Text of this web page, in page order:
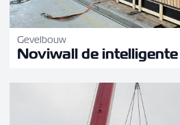
Gevelbouw
Noviwall de